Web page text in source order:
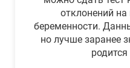
отклонений
беременности.
но лучше заранее